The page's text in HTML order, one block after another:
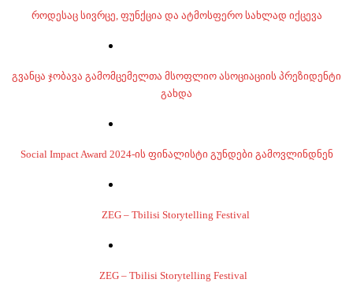
როდესაც სივრცე, ფუნქცია და ატმოსფერო სახლად იქცევა
გვანცა ჯობავა გამომცემელთა მსოფლიო ასოციაციის პრეზიდენტი
გახდა
Social Impact Award 2024-ის ფინალისტი გუნდები გამოვლინდნენ
ZEG – Tbilisi Storytelling Festival
ZEG – Tbilisi Storytelling Festival